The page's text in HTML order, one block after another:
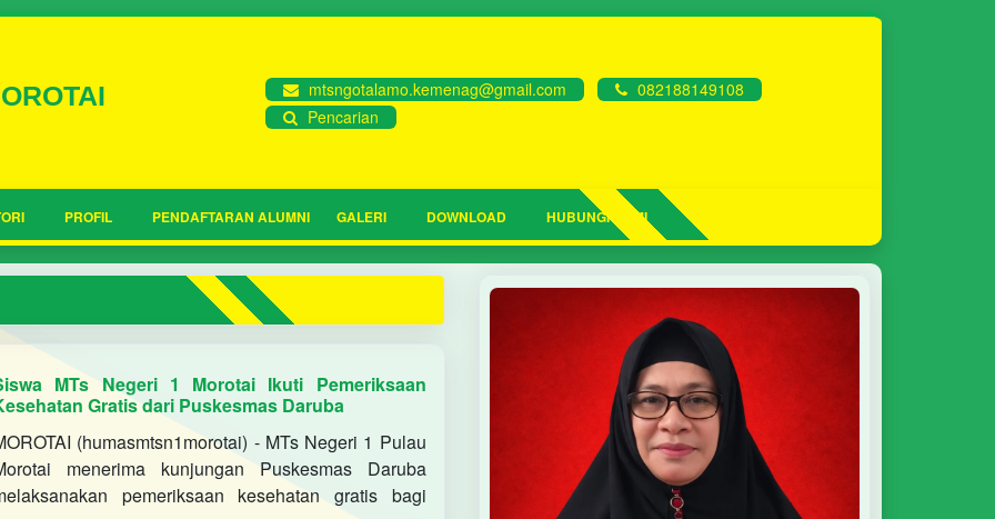
mtsngotalamo.kemenag@gmail.com
082188149108
Pencarian
PROFIL PENDAFTARAN ALUMNI GALERI DOWNLOAD HUBUNGI KAMI
MTs Negeri 1 Morotai Ikuti Pemeriksaan
Gratis dari Puskesmas Daruba
(humasmtsn1morotai) - MTs Negeri 1 Pulau
menerima kunjungan Puskesmas Daruba
pemeriksaan kesehatan gratis bagi